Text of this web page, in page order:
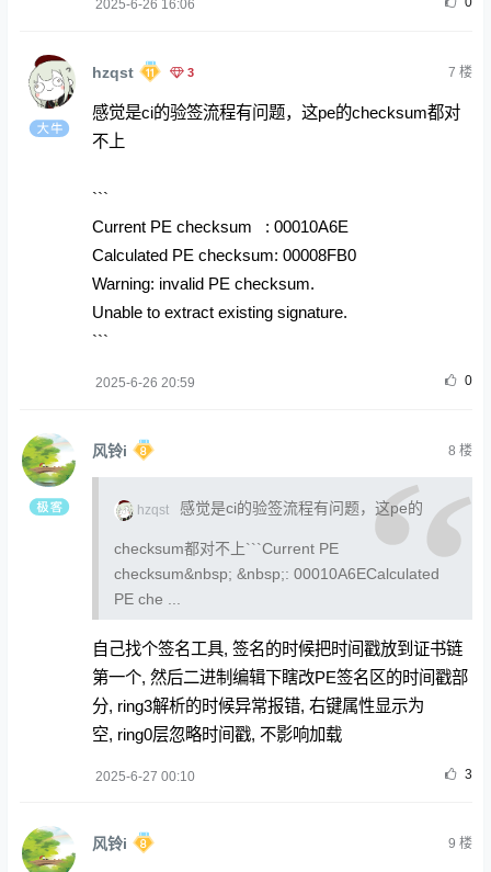
2025-6-26 16:06
hzqst 3 7 楼
感觉是ci的验签流程有问题，这pe的checksum都对
不上
```
Current PE checksum : 00010A6E
Calculated PE checksum: 00008FB0
Warning: invalid PE checksum.
Unable to extract existing signature.
```
2025-6-26 20:59 0
风铃i 8 楼
hzqst 感觉是ci的验签流程有问题，这pe的
checksum都对不上```Current PE
checksum&nbsp; &nbsp;: 00010A6ECalculated
PE che ...
自己找个签名工具, 签名的时候把时间戳放到证书链
第一个, 然后二进制编辑下瞎改PE签名区的时间戳部
分, ring3解析的时候异常报错, 右键属性显示为
空, ring0层忽略时间戳, 不影响加载
2025-6-27 00:10 3
风铃i 9 楼